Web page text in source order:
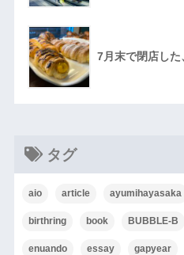
7月末で閉店した
タグ
aio article ayumihayasaka
birthring book BUBBLE-B
enuando essay gapyear